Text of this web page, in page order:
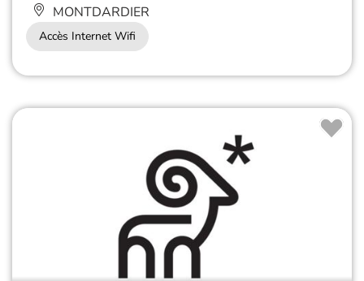
MONTDARDIER
Accès Internet Wifi